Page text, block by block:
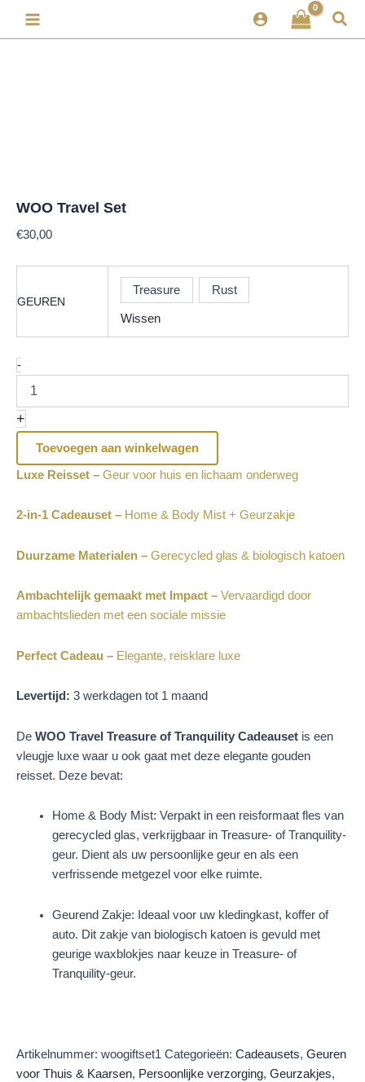
WOO Travel Set
€30,00
GEUREN
Treasure Rust
Wissen
-
Travel
Set
+
Toevoegen aan winkelwagen
Luxe Reisset – Geur voor huis en lichaam onderweg
2-in-1 Cadeauset – Home & Body Mist + Geurzakje
Duurzame Materialen – Gerecycled glas & biologisch katoen
Ambachtelijk gemaakt met Impact – Vervaardigd door
ambachtslieden met een sociale missie
Perfect Cadeau – Elegante, reisklare luxe
Levertijd: 3 werkdagen tot 1 maand
De WOO Travel Treasure of Tranquility Cadeauset is een
vleugje luxe waar u ook gaat met deze elegante gouden
reisset. Deze bevat:
Home & Body Mist: Verpakt in een reisformaat fles van
gerecycled glas, verkrijgbaar in Treasure- of Tranquility-
geur. Dient als uw persoonlijke geur en als een
verfrissende metgezel voor elke ruimte.
Geurend Zakje: Ideaal voor uw kledingkast, koffer of
auto. Dit zakje van biologisch katoen is gevuld met
geurige waxblokjes naar keuze in Treasure- of
Tranquility-geur.
Artikelnummer: woogiftset1 Categorieën: Cadeausets, Geuren
voor Thuis & Kaarsen, Persoonlijke verzorging, Geurzakjes,